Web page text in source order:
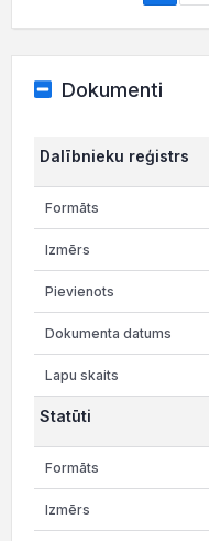
Dokumenti
Dalībnieku reģistrs
Statūti